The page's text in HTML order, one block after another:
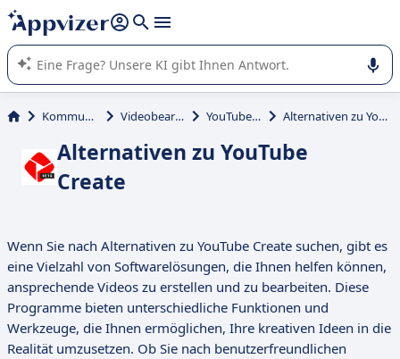
beantworten (mehrere Zeilen mit
Die KI von Appvizer führt Sie bei der Nutzung oder Auswahl
von SaaS-Software in Unternehmen.
Kommunikation Videobearbeitung YouTube Create Alternativen zu YouTube Create
Alternativen zu YouTube
Create
Wenn Sie nach Alternativen zu YouTube Create suchen, gibt es
eine Vielzahl von Softwarelösungen, die Ihnen helfen können,
ansprechende Videos zu erstellen und zu bearbeiten. Diese
Programme bieten unterschiedliche Funktionen und
Werkzeuge, die Ihnen ermöglichen, Ihre kreativen Ideen in die
Realität umzusetzen. Ob Sie nach benutzerfreundlichen